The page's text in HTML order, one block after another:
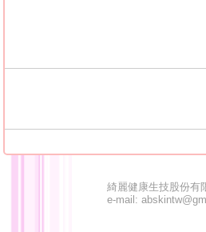
綺麗健康生技股份有
e-mail: